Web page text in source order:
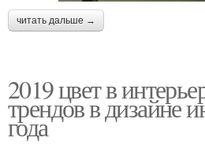
читать дальше →
2019 цвет в
трендов в дизайне
года